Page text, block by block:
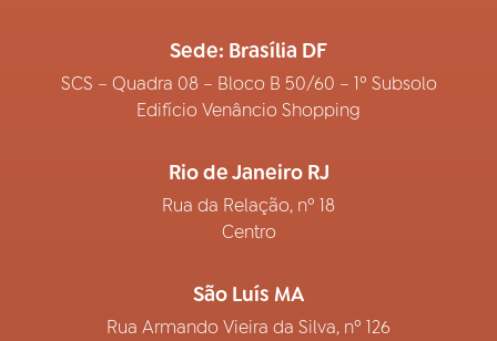
Sede: Brasília DF
SCS – Quadra 08 – Bloco B 50/60 – 1º Subsolo
Edifício Venâncio Shopping
Rio de Janeiro RJ
Rua da Relação, nº 18
Centro
São Luís MA
Rua Armando Vieira da Silva, nº 126